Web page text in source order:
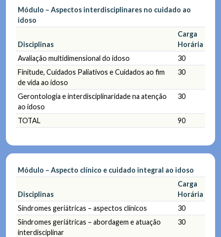
Módulo – Aspectos interdisciplinares no cuidado ao
idoso
Disciplinas
Carga
Horária
Avaliação multidimensional do idoso
30
Finitude, Cuidados Paliativos e Cuidados ao fim
de vida ao idoso
30
Gerontologia e interdisciplinaridade na atenção
ao idoso
30
TOTAL 90
Módulo – Aspecto clínico e cuidado integral ao idoso
Disciplinas
Carga
Horária
Síndromes geriátricas – aspectos clínicos
30
Síndromes geriátricas – abordagem e atuação
interdisciplinar
30